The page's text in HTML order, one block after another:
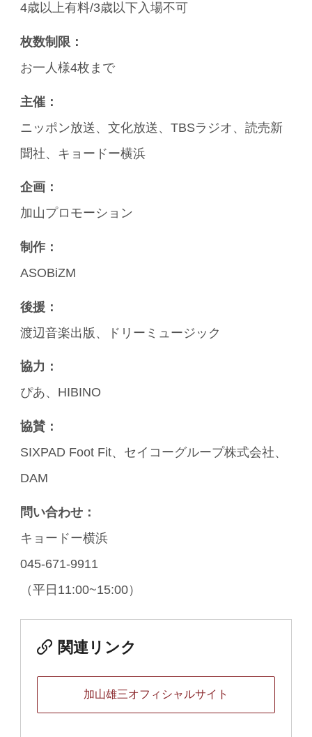
4歳以上有料/3歳以下入場不可
枚数制限：
お一人様4枚まで
主催：
ニッポン放送、文化放送、TBSラジオ、読売新
聞社、キョードー横浜
企画：
加山プロモーション
制作：
ASOBiZM
後援：
渡辺音楽出版、ドリーミュージック
協力：
ぴあ、HIBINO
協賛：
SIXPAD Foot Fit、セイコーグループ株式会社、
DAM
問い合わせ：
キョードー横浜
045-671-9911
（平日11:00~15:00）
関連リンク
加山雄三オフィシャルサイト